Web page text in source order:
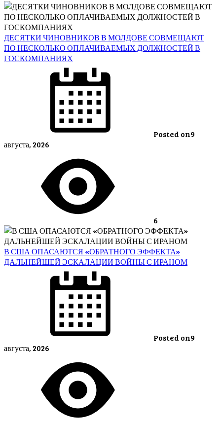
ДЕСЯТКИ ЧИНОВНИКОВ В МОЛДОВЕ СОВМЕЩАЮТ
ПО НЕСКОЛЬКО ОПЛАЧИВАЕМЫХ ДОЛЖНОСТЕЙ В
ГОСКОМПАНИЯХ
Posted on9
августа, 2026
6
В США ОПАСАЮТСЯ «ОБРАТНОГО ЭФФЕКТА»
ДАЛЬНЕЙШЕЙ ЭСКАЛАЦИИ ВОЙНЫ С ИРАНОМ
Posted on9
августа, 2026